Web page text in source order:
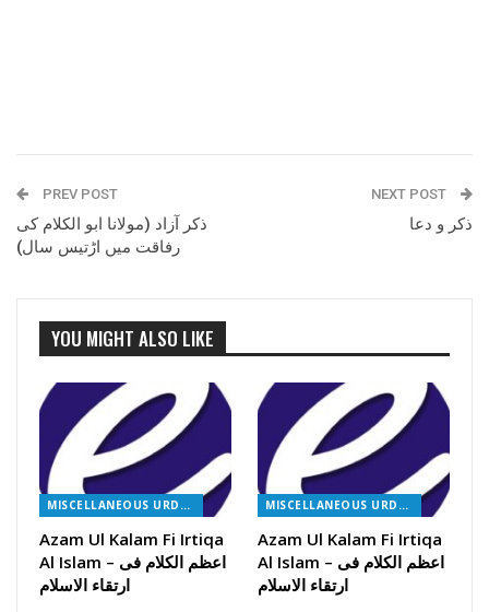
PREV POST
ذکر آزاد (مولانا ابو الکلام کی
رفاقت میں اڑتیس سال)
NEXT POST
ذکر و دعا
YOU MIGHT ALSO LIKE
MISCELLANEOUS URDU BOOKS
Azam Ul Kalam Fi Irtiqa
Al Islam – اعظم الکلام فی
ارتقاء الاسلام
MISCELLANEOUS URDU BOOKS
Azam Ul Kalam Fi Irtiqa
Al Islam – اعظم الکلام فی
ارتقاء الاسلام